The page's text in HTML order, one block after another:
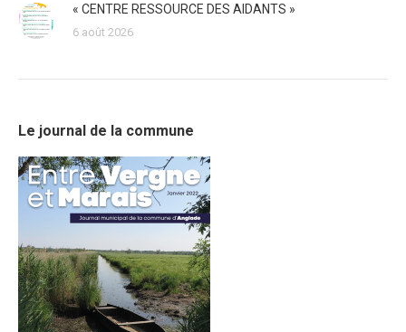
« CENTRE RESSOURCE DES AIDANTS »
6 août 2026
Le journal de la commune